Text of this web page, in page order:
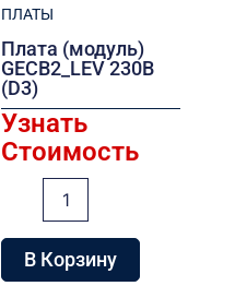
ПЛАТЫ
Плата (модуль)
GECB2_LEV 230В
(D3)
Узнать
Стоимость
(модуль)
GECB2_LEV
В Корзину